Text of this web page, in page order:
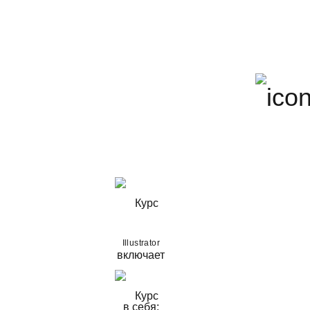
Illustrator